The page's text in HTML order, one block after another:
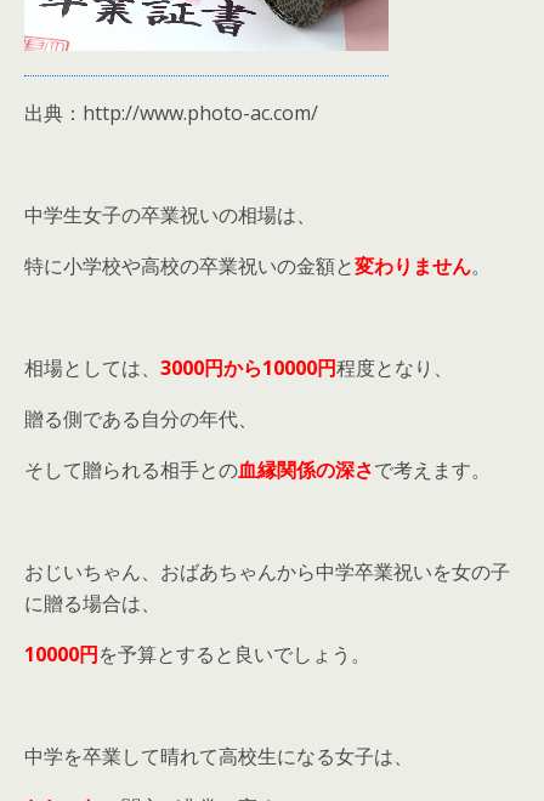
出典：http://www.photo-ac.com/
中学生女子の卒業祝いの相場は、
特に小学校や高校の卒業祝いの金額と変わりません。
相場としては、 3000円から10000円程度となり、
贈る側である自分の年代、
そして贈られる相手との血縁関係の深さで考えます。
おじいちゃん、おばあちゃんから中学卒業祝いを女の子
に贈る場合は、
10000円を予算とすると良いでしょう。
中学を卒業して晴れて高校生になる女子は、